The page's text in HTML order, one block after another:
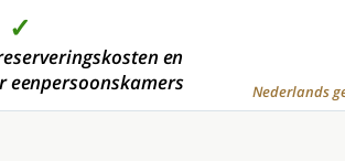
✓
hotelkamers, in de mooiste
✓
en
eenpersoonskamers
✓
tegen de
prijs
✓
is niet
Nederlands